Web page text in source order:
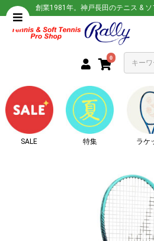
創業1981年。神戸長田のテニス &
0
SALE 特集 ラケ